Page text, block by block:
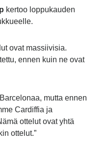
kertoo loppukauden
ovat massiivisia.
ennen kuin ne ovat
mutta ennen
Cardiffia ja
ottelut ovat yhtä
ottelut.”